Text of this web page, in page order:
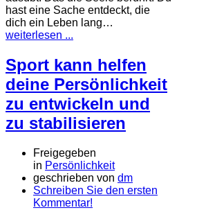
hast eine Sache entdeckt, die
dich ein Leben lang…
weiterlesen ...
Sport kann helfen
deine Persönlichkeit
zu entwickeln und
zu stabilisieren
Freigegeben
in Persönlichkeit
geschrieben von dm
Schreiben Sie den ersten
Kommentar!